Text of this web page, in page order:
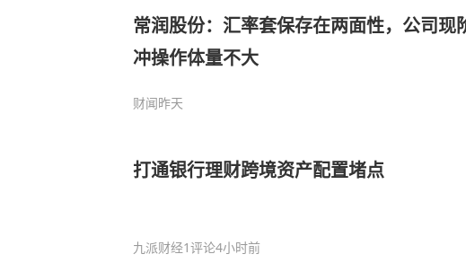
常润股份：汇率套保存在两面性，公司现
冲操作体量不大
财闻昨天
打通银行理财跨境资产配置堵点
九派财经1评论4小时前